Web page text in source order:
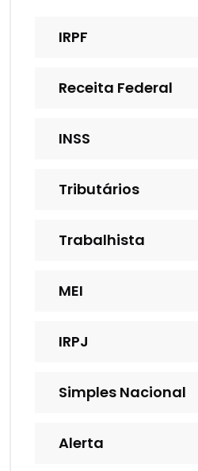
IRPF
Receita Federal
INSS
Tributários
Trabalhista
MEI
IRPJ
Simples Nacional
Alerta